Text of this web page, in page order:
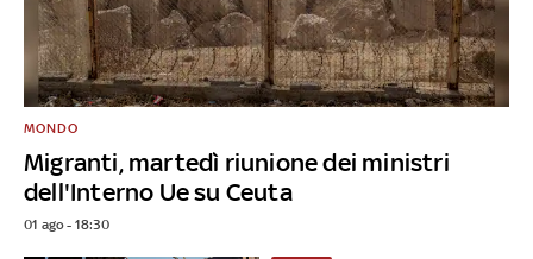
Migranti, martedì riunione dei ministri
dell'Interno Ue su Ceuta
MONDO
01 ago - 18:30